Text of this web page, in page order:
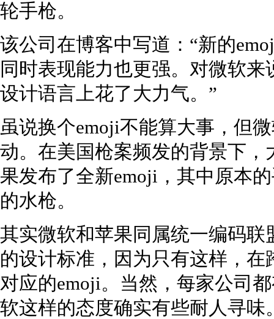
轮手枪。
该公司在博客中写道：“新的
同时表现能力也更强。对微软
设计语言上花了大力气。”
虽说换个emoji不能算大事，但
动。在美国枪案频发的背景下
果发布了全新emoji，其中原本
的水枪。
其实微软和苹果同属统一编码
的设计标准，因为只有这样，
对应的emoji。当然，每家公司
软这样的态度确实有些耐人寻味